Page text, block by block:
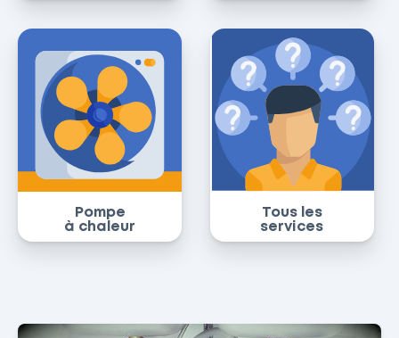
Pompe
à chaleur
Tous les
services